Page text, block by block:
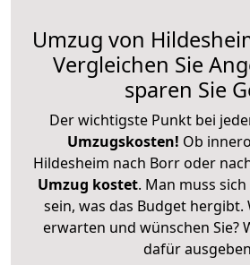
Umzug von
Vergleichen Sie
sparen Sie
Der wichtigste Punkt bei
Umzugskosten! Ob
Hildesheim nach Borr oder
Umzug kostet. Man muss
sein, was das Budget hergibt.
erwarten und wünschen Sie?
dafür